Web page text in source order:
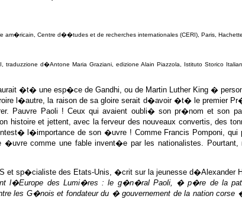
Centre d��tudes et de recherches internationales (CERI), Paris,
traduzzione d�Antone Maria Graziani, edizione Alain Piazzola, Istituto Storico
�t� une esp�ce de Gandhi, ou de Martin Luther King �
l�autre, la raison de sa gloire serait d�avoir �t� le premier
Pauvre Paoli ! Ceux qui avaient oubli� son pr�nom et son
histoire et jettent, avec la ferveur des nouveaux convertis, des
l�importance de son �uvre ! Comme Francis Pomponi,
�uvre comme une fable invent�e par les nationalistes.
et sp�cialiste des Etats-Unis, �crit sur la jeunesse d�Alexander
l�Europe des Lumi�res : le g�n�ral Paoli, � p�re de la
les G�nois et fondateur du � gouvernement de la nation